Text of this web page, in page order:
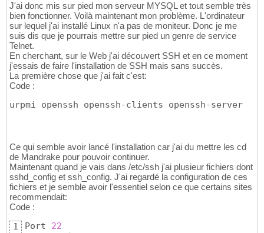
J'ai donc mis sur pied mon serveur MYSQL et tout semble très
bien fonctionner. Voilà maintenant mon problème. L'ordinateur
sur lequel j'ai installé Linux n'a pas de moniteur. Donc je me
suis dis que je pourrais mettre sur pied un genre de service
Telnet.
En cherchant, sur le Web j'ai découvert SSH et en ce moment
j'essais de faire l'installation de SSH mais sans succès.
La première chose que j'ai fait c'est:
Code :
urpmi openssh openssh-clients openssh-server
Ce qui semble avoir lancé l'installation car j'ai du mettre les cd
de Mandrake pour pouvoir continuer.
Maintenant quand je vais dans /etc/ssh j'ai plusieur fichiers dont
sshd_config et ssh_config. J'ai regardé la configuration de ces
fichiers et je semble avoir l'essentiel selon ce que certains sites
recommendait:
Code :
1
Port 22